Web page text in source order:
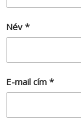
Név *
E-mail cím *